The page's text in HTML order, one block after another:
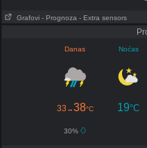
Grafovi - Prognoza - Extra sensors
Danas Noćas
33 →38°C 19°C
30%